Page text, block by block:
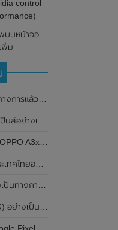
control
บนหน้าจอ
พิ่ม
และรองรับเครือข่าย 5G
และหน้าจอแสดงผล LCD / 90Hz
เริ่มต้นเพียง 3,999 บาท
คา 14,990 บาท
และใช้ชิปเซ็ต Unisoc
แล้วในอินเดีย